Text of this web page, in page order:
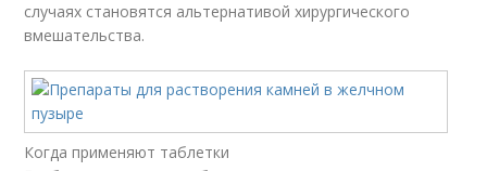
случаях становятся альтернативой хирургического
вмешательства.
Когда применяют таблетки